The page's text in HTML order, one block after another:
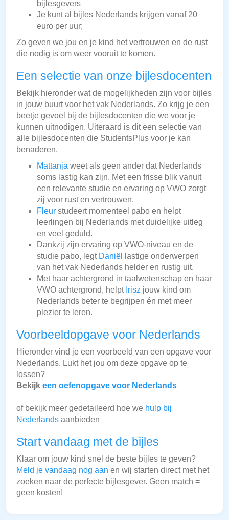
bijlesgevers
Je kunt al bijles Nederlands krijgen vanaf 20
euro per uur;
Zo geven we jou en je kind het vertrouwen en de rust
die nodig is om weer vooruit te komen.
Een selectie van onze bijlesdocenten
Bekijk hieronder wat de mogelijkheden zijn voor bijles
in jouw buurt voor het vak Nederlands. Zo krijg je een
beetje gevoel bij de bijlesdocenten die we voor je
kunnen uitnodigen. Uiteraard is dit een selectie van
alle bijlesdocenten die StudentsPlus voor je kan
benaderen.
Mattanja weet als geen ander dat Nederlands
soms lastig kan zijn. Met een frisse blik vanuit
een relevante studie en ervaring op VWO zorgt
zij voor rust en vertrouwen.
Fleur studeert momenteel pabo en helpt
leerlingen bij Nederlands met duidelijke uitleg
en veel geduld.
Dankzij zijn ervaring op VWO-niveau en de
studie pabo, legt Daniël
lastige onderwerpen
van het vak Nederlands helder en rustig uit.
Met haar achtergrond in taalwetenschap en haar
VWO achtergrond, helpt Irisz jouw kind om
Nederlands beter te begrijpen én met meer
plezier te leren.
Voorbeeldopgave voor Nederlands
Hieronder vind je een voorbeeld van een opgave voor
Nederlands. Lukt het jou om deze opgave op te
lossen?
Bekijk een oefenopgave voor Nederlands
of bekijk meer gedetaileerd hoe we hulp bij
Nederlands aanbieden
Start vandaag met de bijles
Klaar om jouw kind snel de beste bijles te geven?
Meld je vandaag nog aan en wij starten direct met het
zoeken naar de perfecte bijlesgever. Geen match =
geen kosten!